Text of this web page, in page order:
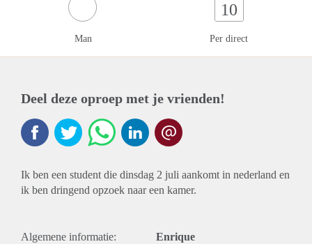
Man
10
Per direct
Deel deze oproep met je vrienden!
Ik ben een student die dinsdag 2 juli aankomt in nederland en
ik ben dringend opzoek naar een kamer.
Algemene informatie: Enrique